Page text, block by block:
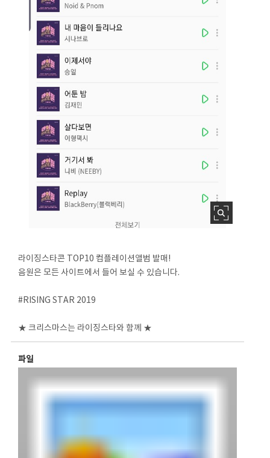
라이징스타콘 TOP10 컴플레이션앨범 발매!
음원은 모든 사이트에서 들어 보실 수 있습니다.
#RISING STAR 2019
★ 크리스마스는 라이징스타와 함께 ★
파일